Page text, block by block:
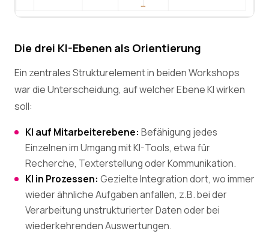
Die drei KI-Ebenen als Orientierung
Ein zentrales Strukturelement in beiden Workshops
war die Unterscheidung, auf welcher Ebene KI wirken
soll:
KI auf Mitarbeiterebene: Befähigung jedes
Einzelnen im Umgang mit KI-Tools, etwa für
Recherche, Texterstellung oder Kommunikation.
KI in Prozessen: Gezielte Integration dort, wo immer
wieder ähnliche Aufgaben anfallen, z.B. bei der
Verarbeitung unstrukturierter Daten oder bei
wiederkehrenden Auswertungen.